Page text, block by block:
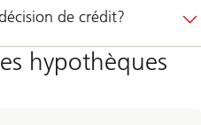
de crédit?
hypothèques